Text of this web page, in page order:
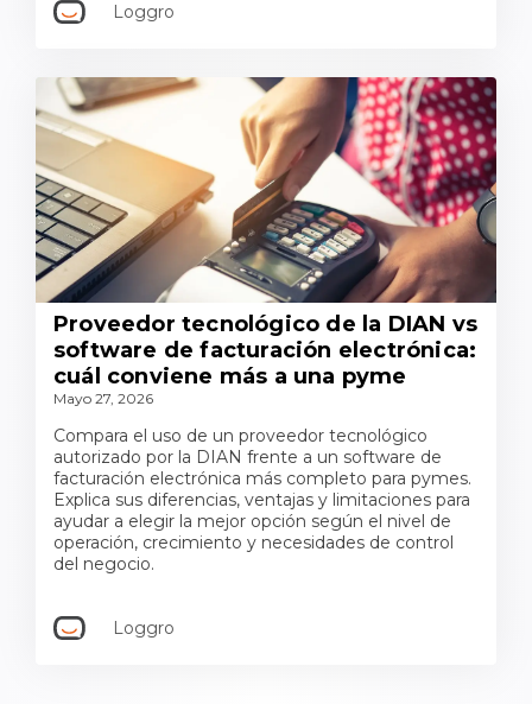
Loggro
Proveedor tecnológico de la DIAN vs
software de facturación electrónica:
cuál conviene más a una pyme
Mayo 27, 2026
Compara el uso de un proveedor tecnológico
autorizado por la DIAN frente a un software de
facturación electrónica más completo para pymes.
Explica sus diferencias, ventajas y limitaciones para
ayudar a elegir la mejor opción según el nivel de
operación, crecimiento y necesidades de control
del negocio.
Loggro